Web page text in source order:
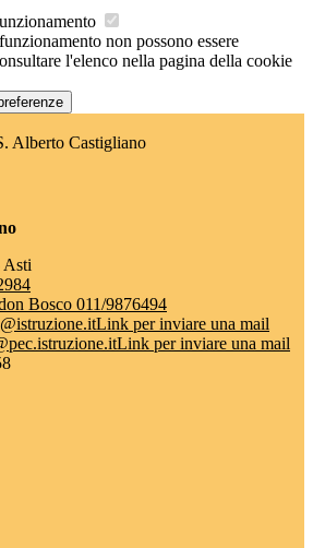
non possono essere
l'elenco nella pagina della cookie
Alberto Castigliano
Asti
Bosco 011/9876494
Link per inviare una mail
Link per inviare una mail